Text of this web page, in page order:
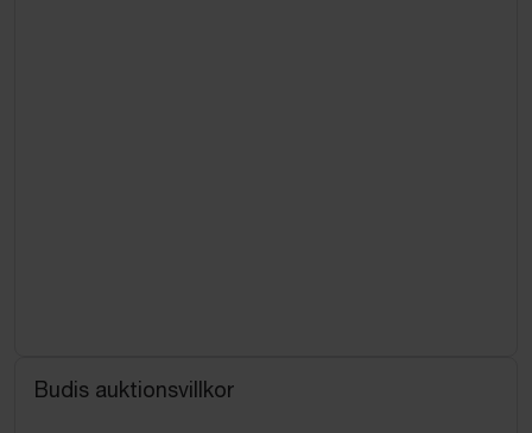
Budis auktionsvillkor